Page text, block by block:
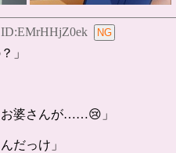
ID:EMrHHjZ0ek
」
婆さんが……😢」
だっけ」